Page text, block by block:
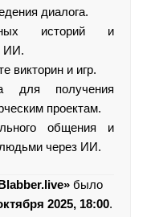
диалога.
историй и
ИИ.
викторин и игр.
для получения
проектам.
общения и
через ИИ.
было
2025, 18:00.